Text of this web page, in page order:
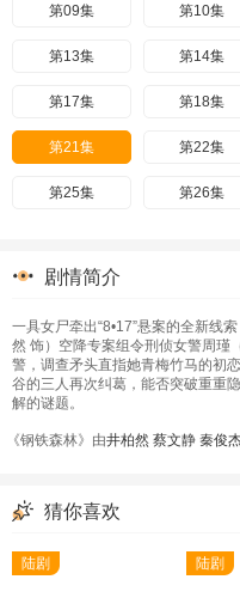
第09集 第10集
第13集 第14集
第17集 第18集
第21集 第22集
第25集 第26集
剧情简介
一具女尸牵出“8•17”悬案的全新线
然 饰）空降专案组令刑侦女警周瑾
警，调查矛头直指她青梅竹马的初
谷的三人再次纠葛，能否突破重重
解的谜题。
《钢铁森林》由井柏然 蔡文静 秦俊
猜你喜欢
陆剧 陆剧